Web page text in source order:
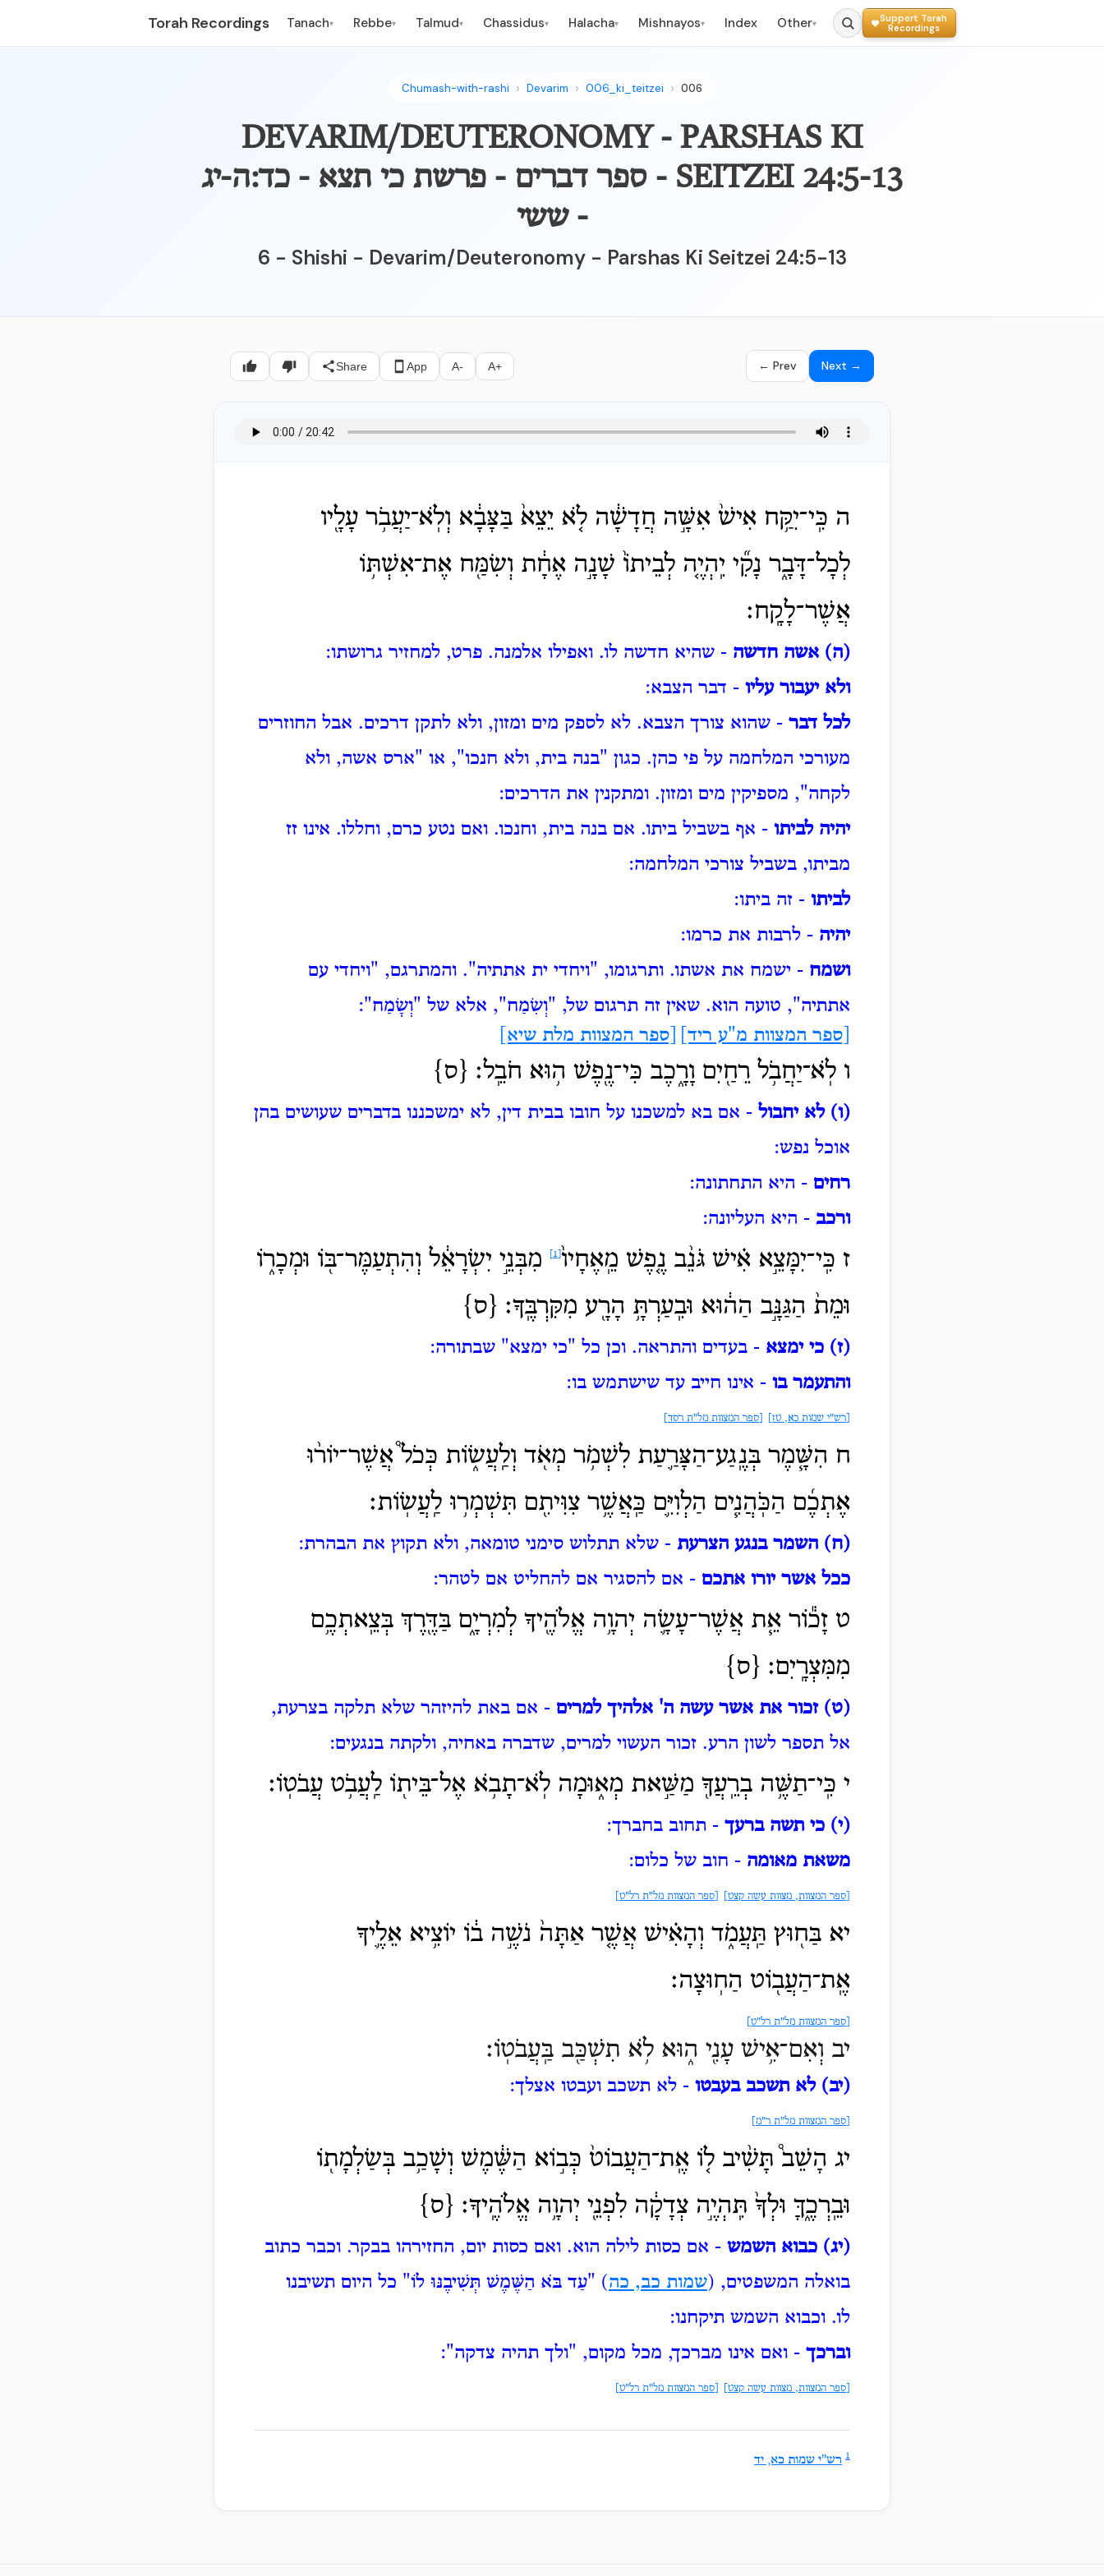
Torah Recordings Tanach▾ Rebbe▾ Talmud▾ Chassidus▾ Halacha▾ Mishnayos▾ Index Other▾
Support Torah
Recordings
Chumash-with-rashi Devarim 006_ki_teitzei 006
DEVARIM/DEUTERONOMY - PARSHAS KI
SEITZEI 24:5-13 - ספר דברים - פרשת כי תצא - כד:ה-יג
- ששי
6 - Shishi - Devarim/Deuteronomy - Parshas Ki Seitzei 24:5-13
Share App A- A+ ← Prev Next →
ה כִּֽי־יִקַּ֥ח אִישׁ֙ אִשָּׁ֣ה חֲדָשָׁ֔ה לֹ֤א יֵצֵא֙ בַּצָּבָ֔א וְלֹֽא־יַעֲבֹ֥ר עָלָ֖יו
לְכָל־דָּבָ֑ר נָקִ֞י יִֽהְיֶ֤ה לְבֵיתוֹ֙ שָׁנָ֣ה אֶחָ֔ת וְשִׂמַּ֖ח אֶת־אִשְׁתּ֥וֹ
אֲשֶׁר־לָקָֽח׃
(ה) אשה חדשה - שהיא חדשה לו. ואפילו אלמנה. פרט, למחזיר גרושתו:
ולא יעבור עליו - דבר הצבא:
לכל דבר - שהוא צורך הצבא. לא לספק מים ומזון, ולא לתקן דרכים. אבל החוזרים
מעורכי המלחמה על פי כהן. כגון "בנה בית, ולא חנכו", או "ארס אשה, ולא
לקחה", מספיקין מים ומזון. ומתקנין את הדרכים:
יהיה לביתו - אף בשביל ביתו. אם בנה בית, וחנכו. ואם נטע כרם, וחללו. אינו זז
מביתו, בשביל צורכי המלחמה:
לביתו - זה ביתו:
יהיה - לרבות את כרמו:
ושמח - ישמח את אשתו. ותרגומו, "ויחדי ית אתתיה". והמתרגם, "ויחדי עם
אתתיה", טועה הוא. שאין זה תרגום של, "וְשִׂמַח", אלא של "וְשָׂמַח":
[ספר המצוות מ"ע ריד]
[ספר המצוות מלת שיא]
ו לֹֽא־יַחֲבֹ֥ל רֵחַ֖יִם וָרָ֑כֶב כִּי־נֶ֖פֶשׁ ה֥וּא חֹבֵֽל׃ {ס}
(ו) לא יחבול - אם בא למשכנו על חובו בבית דין, לא ימשכננו בדברים שעושים בהן
אוכל נפש:
רחים - היא התחתונה:
ורכב - היא העליונה:
ז כִּֽי־יִמָּצֵ֣א אִ֗ישׁ גֹּנֵ֨ב נֶ֤פֶשׁ מֵֽאֶחָיו֙
מִבְּנֵ֣י יִשְׂרָאֵ֔ל וְהִתְעַמֶּר־בּ֖וֹ וּמְכָר֑וֹ
וּמֵת֙ הַגַּנָּ֣ב הַה֔וּא וּבִֽעַרְתָּ֥ הָרָ֖ע מִקִּרְבֶּֽךָ׃ {ס}
(ז) כי ימצא - בעדים והתראה. וכן כל "כי ימצא" שבתורה:
והתעמר בו - אינו חייב עד שישתמש בו:
[רש"י שמות כא, טז] [ספר המצוות מל"ת רסד]
ח הִשָּׁ֧מֶר בְּנֶֽגַע־הַצָּרַ֛עַת לִשְׁמֹ֥ר מְאֹ֖ד וְלַֽעֲשׂ֑וֹת כְּכֹל֩ אֲשֶׁר־יוֹר֨וּ
אֶתְכֶ֜ם הַכֹּֽהֲנִ֧ים הַלְוִיִּ֛ם כַּֽאֲשֶׁ֥ר צִוִּיתִ֖ם תִּשְׁמְר֥וּ לַֽעֲשֽׂוֹת׃
(ח) השמר בנגע הצרעת - שלא תתלוש סימני טומאה, ולא תקוץ את הבהרת:
ככל אשר יורו אתכם - אם להסגיר אם להחליט אם לטהר:
ט זָכ֕וֹר אֵ֧ת אֲשֶׁר־עָשָׂ֛ה יְהוָ֥ה אֱלֹהֶ֖יךָ לְמִרְיָ֑ם בַּדֶּ֖רֶךְ בְּצֵֽאתְכֶ֥ם
מִמִּצְרָֽיִם׃ {ס}
(ט) זכור את אשר עשה ה' אלהיך למרים - אם באת להיזהר שלא תלקה בצרעת,
אל תספר לשון הרע. זכור העשוי למרים, שדברה באחיה, ולקתה בנגעים:
י כִּֽי־תַשֶּׁ֥ה בְרֵֽעֲךָ֖ מַשַּׁ֣את מְא֑וּמָה לֹֽא־תָבֹ֥א אֶל־בֵּית֖וֹ לַֽעֲבֹ֥ט עֲבֹטֽוֹ׃
(י) כי תשה ברעך - תחוב בחברך:
משאת מאומה - חוב של כלום:
[ספר המצוות, מצוות עשה קצט] [ספר המצוות מל"ת רל"ט]
יא בַּח֖וּץ תַּֽעֲמֹ֑ד וְהָאִ֗ישׁ אֲשֶׁ֤ר אַתָּה֙ נֹשֶׁ֣ה ב֔וֹ יוֹצִ֥יא אֵלֶ֛יךָ
אֶֽת־הַעֲב֖וֹט הַחֽוּצָה׃
[ספר המצוות מל"ת רל"ט]
יב וְאִם־אִ֥ישׁ עָנִ֖י ה֑וּא לֹ֥א תִשְׁכַּ֖ב בַּֽעֲבֹטֽוֹ׃
(יב) לא תשכב בעבטו - לא תשכב ועבטו אצלך:
[ספר המצוות מל"ת ר"מ]
יג הָשֵׁב֩ תָּשִׁ֨יב ל֤וֹ אֶֽת־הַעֲבוֹט֙ כְּב֣וֹא הַשֶּׁ֔מֶשׁ וְשָׁכַ֥ב בְּשַׂלְמָת֖וֹ
וּבֵֽרְכֶ֑ךָּ וּלְךָ֙ תִּֽהְיֶ֣ה צְדָקָ֔ה לִפְנֵ֖י יְהוָ֥ה אֱלֹהֶֽיךָ׃ {ס}
(יג) כבוא השמש - אם כסות לילה הוא. ואם כסות יום, החזירהו בבקר. וכבר כתוב
בואלה המשפטים, (שמות כב, כה) "עַד בֹּא הַשֶּׁמֶשׁ תְּשִׁיבֶנּוּ לוֹ" כל היום תשיבנו
לו. וכבוא השמש תיקחנו:
וברכך - ואם אינו מברכך, מכל מקום, "ולך תהיה צדקה":
[ספר המצוות, מצוות עשה קצט] [ספר המצוות מל"ת רל"ט]
1 רש"י שמות כא, יד